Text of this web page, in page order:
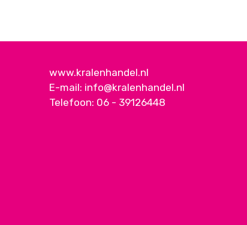
www.kralenhandel.nl
E-mail: info@kralenhandel.nl
Telefoon: 06 - 39126448